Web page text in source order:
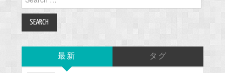
for:
最新 タグ